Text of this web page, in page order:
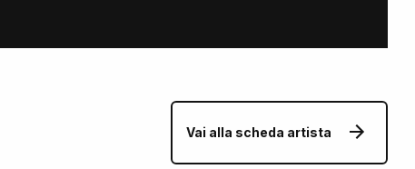
Vai alla scheda artista